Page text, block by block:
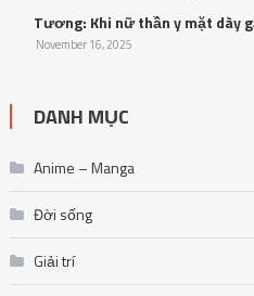
Tương: Khi nữ thần y mặt dày
November 16, 2025
DANH MỤC
Anime – Manga
Đời sống
Giải trí